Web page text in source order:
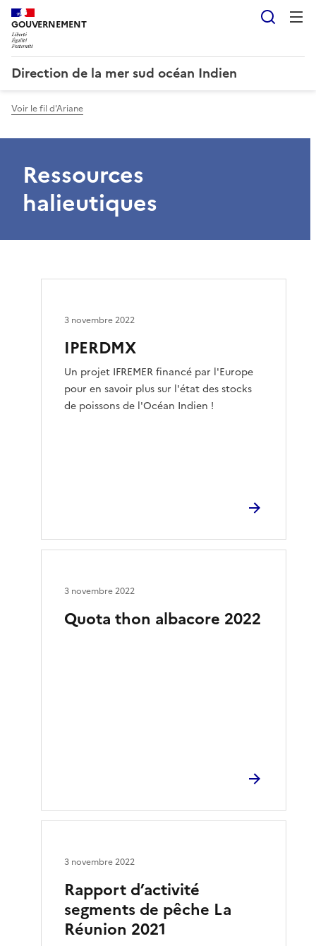
GOUVERNEMENT
Direction de la mer sud océan Indien
Voir le fil d'Ariane
Ressources
halieutiques
IPERDMX
Un projet IFREMER financé par l'Europe
pour en savoir plus sur l'état des stocks
de poissons de l'Océan Indien !
3 novembre 2022
Quota thon albacore 2022
3 novembre 2022
Rapport d’activité
segments de pêche La
Réunion 2021
3 novembre 2022